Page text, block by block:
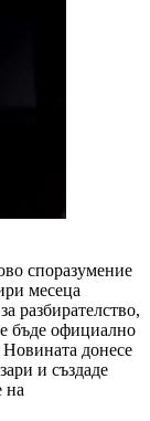
споразумение
месеца
разбирателство,
бъде официално
донесе
и създаде
на